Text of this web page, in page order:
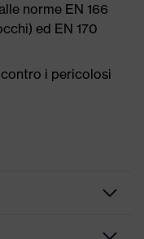
norme EN 166
ed EN 170
i pericolosi